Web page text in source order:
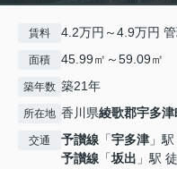
賃料 4.2万円～4.9万円
面積 45.99㎡～59.09㎡
築年数 築21年
所在地 香川県綾歌郡宇多津
交通 予讃線 「宇多津 」
予讃線 「坂出 」駅